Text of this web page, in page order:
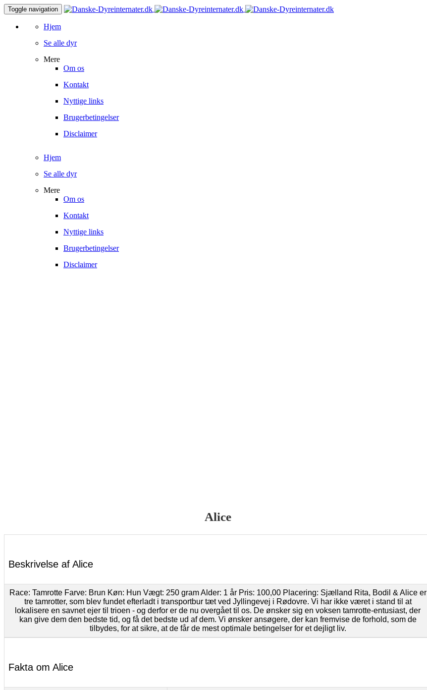
Toggle navigation
Hjem
Se alle dyr
Mere
Om os
Kontakt
Nyttige links
Brugerbetingelser
Disclaimer
Hjem
Se alle dyr
Mere
Om os
Kontakt
Nyttige links
Brugerbetingelser
Disclaimer
Alice
Beskrivelse af Alice
Race: Tamrotte Farve: Brun Køn: Hun Vægt: 250 gram Alder: 1 år Pris: 100,00 Placering: Sjælland Rita, Bodil & Alice er
tre tamrotter, som blev fundet efterladt i transportbur tæt ved Jyllingevej i Rødovre. Vi har ikke været i stand til at
lokalisere en savnet ejer til trioen - og derfor er de nu overgået til os. De ønsker sig en voksen tamrotte-entusiast, der
kan give dem den bedste tid, og få det bedste ud af dem. Vi ønsker ansøgere, der kan fremvise de forhold, som de
tilbydes, for at sikre, at de får de mest optimale betingelser for et dejligt liv.
Fakta om Alice